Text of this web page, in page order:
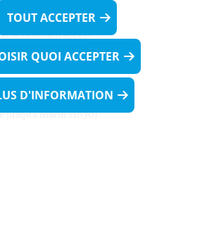
le vendredi après-
Rdv.
18h45 uniquement sur Rdv
jusqu'à mardi 11h30).
TOUT ACCEPTER
QUOI ACCEPTER
D'INFORMATION